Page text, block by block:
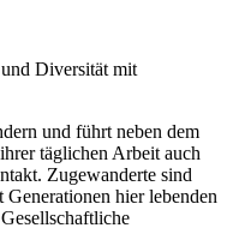
Diversität mit
und führt neben dem
täglichen Arbeit auch
Zugewanderte sind
hier lebenden